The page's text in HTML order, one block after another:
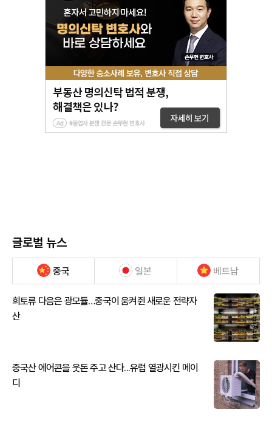
글로벌 뉴스
중국 일본 베트남
희토류 다음은 광모듈…중국이 움켜쥔 새로운 전략자
산
중국산 에어콘을 웃돈 주고 산다...유럽 열광시킨 메이
디